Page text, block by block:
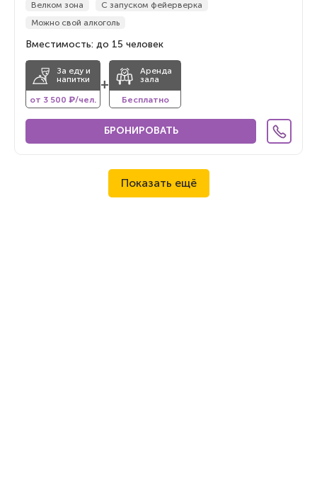
Велком зона
С запуском фейерверка
Можно свой алкоголь
Вместимость: до 15 человек
За еду и
напитки
от 3 500 ₽/чел.
+
Аренда
зала
Бесплатно
БРОНИРОВАТЬ
Показать ещё